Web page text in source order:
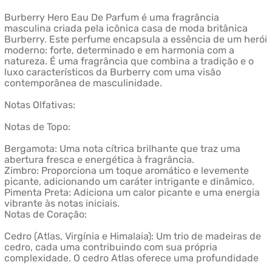
Burberry Hero Eau De Parfum é uma fragrância
masculina criada pela icônica casa de moda britânica
Burberry. Este perfume encapsula a essência de um herói
moderno: forte, determinado e em harmonia com a
natureza. É uma fragrância que combina a tradição e o
luxo característicos da Burberry com uma visão
contemporânea de masculinidade.
Notas Olfativas:
Notas de Topo:
Bergamota: Uma nota cítrica brilhante que traz uma
abertura fresca e energética à fragrância.
Zimbro: Proporciona um toque aromático e levemente
picante, adicionando um caráter intrigante e dinâmico.
Pimenta Preta: Adiciona um calor picante e uma energia
vibrante às notas iniciais.
Notas de Coração:
Cedro (Atlas, Virgínia e Himalaia): Um trio de madeiras de
cedro, cada uma contribuindo com sua própria
complexidade. O cedro Atlas oferece uma profundidade